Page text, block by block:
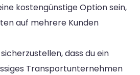
kostengünstige Option sein,
auf mehrere Kunden
dass du ein
Transportunternehmen